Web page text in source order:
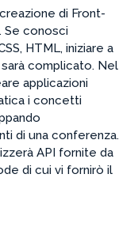
di Front-
Se conosci
HTML, iniziare a
complicato. Nel
applicazioni
i concetti
di una conferenza.
API fornite da
di cui vi fornirò il